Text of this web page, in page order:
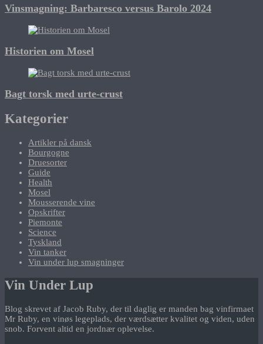
Vinsmagning: Barbaresco versus Barolo 2024
Historien om Mosel
Bagt torsk med urte-crust
Kategorier
Artikler på dansk
Bourgogne
Druesorter
Guide
Health
Mosel
Mousserende vine
Opskrifter
Piemonte
Science
Tyskland
Vin tanker
Vin under lup smagninger
Vin Under Lup
Blog skrevet af Jacob Ruby, der til daglig er manden bag vinfirmaet
Mr Ruby, en vinøs legeplads, der værdsætter kvalitet og viden, uden
snob. Forvent altid en jordnær oplevelse.